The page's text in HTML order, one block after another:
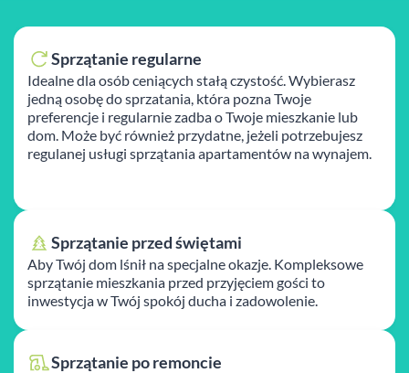
Sprzątanie regularne
Idealne dla osób ceniących stałą czystość. Wybierasz
jedną osobę do sprzatania, która pozna Twoje
preferencje i regularnie zadba o Twoje mieszkanie lub
dom. Może być również przydatne, jeżeli potrzebujesz
regulanej usługi sprzątania apartamentów na wynajem.
Sprzątanie przed świętami
Aby Twój dom lśnił na specjalne okazje. Kompleksowe
sprzątanie mieszkania przed przyjęciem gości to
inwestycja w Twój spokój ducha i zadowolenie.
Sprzątanie po remoncie